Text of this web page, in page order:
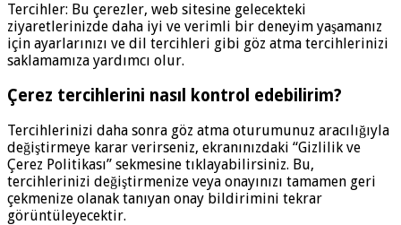
Tercihler: Bu çerezler, web sitesine gelecekteki
ziyaretlerinizde daha iyi ve verimli bir deneyim yaşamanız
için ayarlarınızı ve dil tercihleri ​​gibi göz atma tercihlerinizi
saklamamıza yardımcı olur.
Çerez tercihlerini nasıl kontrol edebilirim?
Tercihlerinizi daha sonra göz atma oturumunuz aracılığıyla
değiştirmeye karar verirseniz, ekranınızdaki “Gizlilik ve
Çerez Politikası” sekmesine tıklayabilirsiniz. Bu,
tercihlerinizi değiştirmenize veya onayınızı tamamen geri
çekmenize olanak tanıyan onay bildirimini tekrar
görüntüleyecektir.